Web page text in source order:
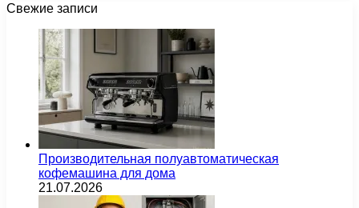
Свежие записи
Производительная полуавтоматическая
кофемашина для дома
21.07.2026